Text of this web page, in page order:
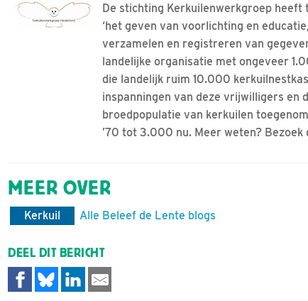
De stichting Kerkuilenwerkgroep heeft
‘het geven van voorlichting en
verzamelen en registreren van
landelijke organisatie met ongeveer
die landelijk ruim 10.000
inspanningen van deze vrijwilligers en
broedpopulatie van kerkuilen
’70 tot 3.000 nu. Meer weten? Bezoek
MEER OVER
Kerkuil Alle Beleef de Lente blogs
DEEL DIT BERICHT